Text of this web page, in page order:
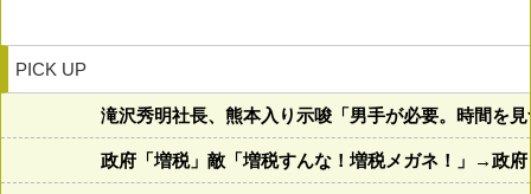
PICK UP
滝沢秀明社長、熊本入り示唆「男手が必要。時間を
政府「増税」敵「増税すんな！増税メガネ！」→政